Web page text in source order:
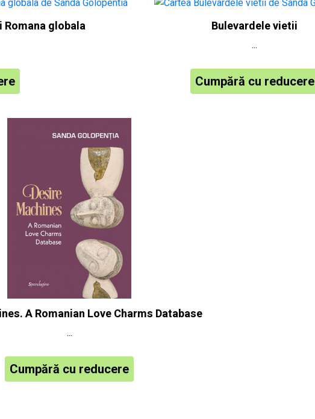
globala Bulevardele vietii
...
Cumpără cu reducere
A Romanian Love Charms Database
...
Cumpără cu reducere